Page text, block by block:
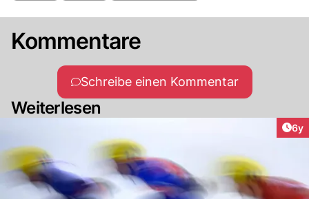
Kommentare
Schreibe einen Kommentar
Weiterlesen
6y